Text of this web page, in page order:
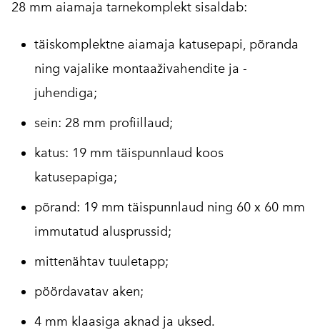
28 mm aiamaja tarnekomplekt sisaldab:
täiskomplektne aiamaja katusepapi, põranda
ning vajalike montaaživahendite ja -
juhendiga;
sein: 28 mm profiillaud;
katus: 19 mm täispunnlaud koos
katusepapiga;
põrand: 19 mm täispunnlaud ning 60 x 60 mm
immutatud alusprussid;
mittenähtav tuuletapp;
pöördavatav aken;
4 mm klaasiga aknad ja uksed.